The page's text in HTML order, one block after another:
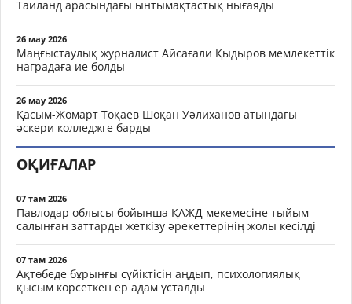
Таиланд арасындағы ынтымақтастық нығаяды
26 мау 2026
Маңғыстаулық журналист Айсағали Қыдыров мемлекеттік
наградаға ие болды
26 мау 2026
Қасым-Жомарт Тоқаев Шоқан Уәлиханов атындағы
әскери колледжге барды
ОҚИҒАЛАР
07 там 2026
Павлодар облысы бойынша ҚАЖД мекемесіне тыйым
салынған заттарды жеткізу әрекеттерінің жолы кесілді
07 там 2026
Ақтөбеде бұрынғы сүйіктісін аңдып, психологиялық
қысым көрсеткен ер адам ұсталды